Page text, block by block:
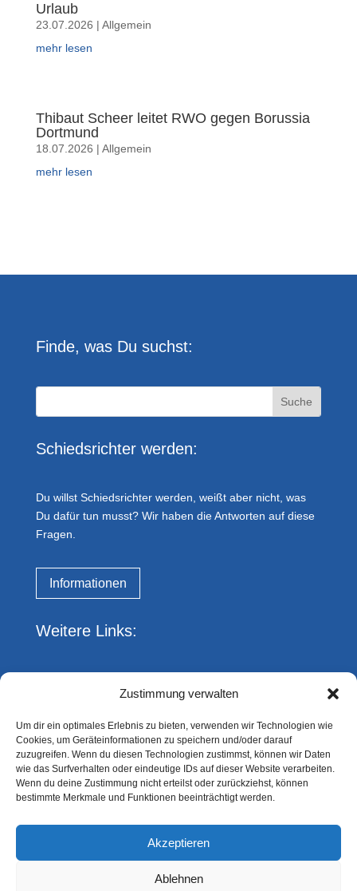
Zustimmung verwalten
Um dir ein optimales Erlebnis zu bieten, verwenden wir Technologien wie
Cookies, um Geräteinformationen zu speichern und/oder darauf
zuzugreifen. Wenn du diesen Technologien zustimmst, können wir Daten
wie das Surfverhalten oder eindeutige IDs auf dieser Website verarbeiten.
Wenn du deine Zustimmung nicht erteilst oder zurückziehst, können
bestimmte Merkmale und Funktionen beeinträchtigt werden.
Akzeptieren
Ablehnen
Urlaub
23.07.2026 | Allgemein
mehr lesen
Thibaut Scheer leitet RWO gegen Borussia
Dortmund
18.07.2026 | Allgemein
mehr lesen
Finde, was Du suchst:
Schiedsrichter werden:
Du willst Schiedsrichter werden, weißt aber nicht, was
Du dafür tun musst? Wir haben die Antworten auf diese
Fragen.
Informationen
Weitere Links:
DFBnet
fussball.de
Du hast eine Frage?
Gerne kannst Du uns jederzeit ansprechen!